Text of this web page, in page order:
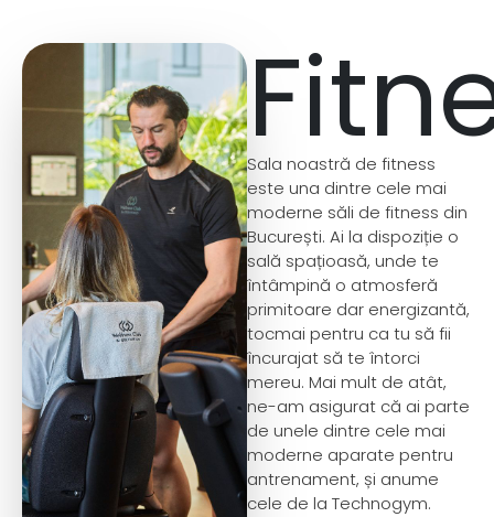
Sala noastră de fitness
este una dintre cele mai
moderne săli de fitness din
București. Ai la dispoziție o
sală spațioasă, unde te
întâmpină o atmosferă
primitoare dar energizantă,
tocmai pentru ca tu să fii
încurajat să te întorci
mereu. Mai mult de atât,
ne-am asigurat că ai parte
de unele dintre cele mai
moderne aparate pentru
antrenament, și anume
cele de la Technogym.